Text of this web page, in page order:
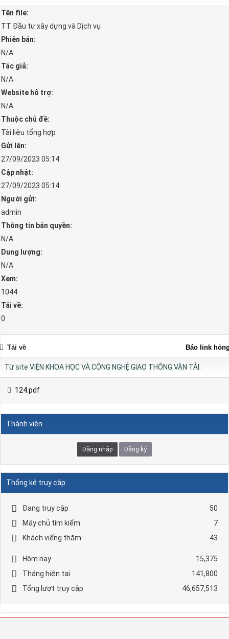
Tên file:
TT Đầu tư xây dựng và Dịch vụ
Phiên bản:
N/A
Tác giả:
N/A
Website hỗ trợ:
N/A
Thuộc chủ đề:
Tài liệu tổng hợp
Gửi lên:
27/09/2023 05:14
Cập nhật:
27/09/2023 05:14
Người gửi:
admin
Thông tin bản quyền:
N/A
Dung lượng:
N/A
Xem:
1044
Tải về:
0
Báo link
Tải về
Từ site VIỆN KHOA HỌC VÀ CÔNG NGHỆ GIAO THÔNG VẬN TẢI:
124.pdf
Thành viên
Đăng nhập Đăng ký
Thống kê truy cập
Đang truy cập
50
Máy chủ tìm kiếm
7
Khách viếng thăm
43
Hôm nay
15,375
Tháng hiện tại
141,800
Tổng lượt truy cập
46,657,513